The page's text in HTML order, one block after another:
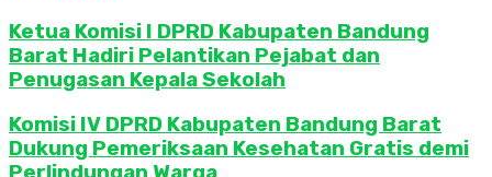
Ketua Komisi I DPRD Kabupaten Bandung
Barat Hadiri Pelantikan Pejabat dan
Penugasan Kepala Sekolah
Komisi IV DPRD Kabupaten Bandung Barat
Dukung Pemeriksaan Kesehatan Gratis demi